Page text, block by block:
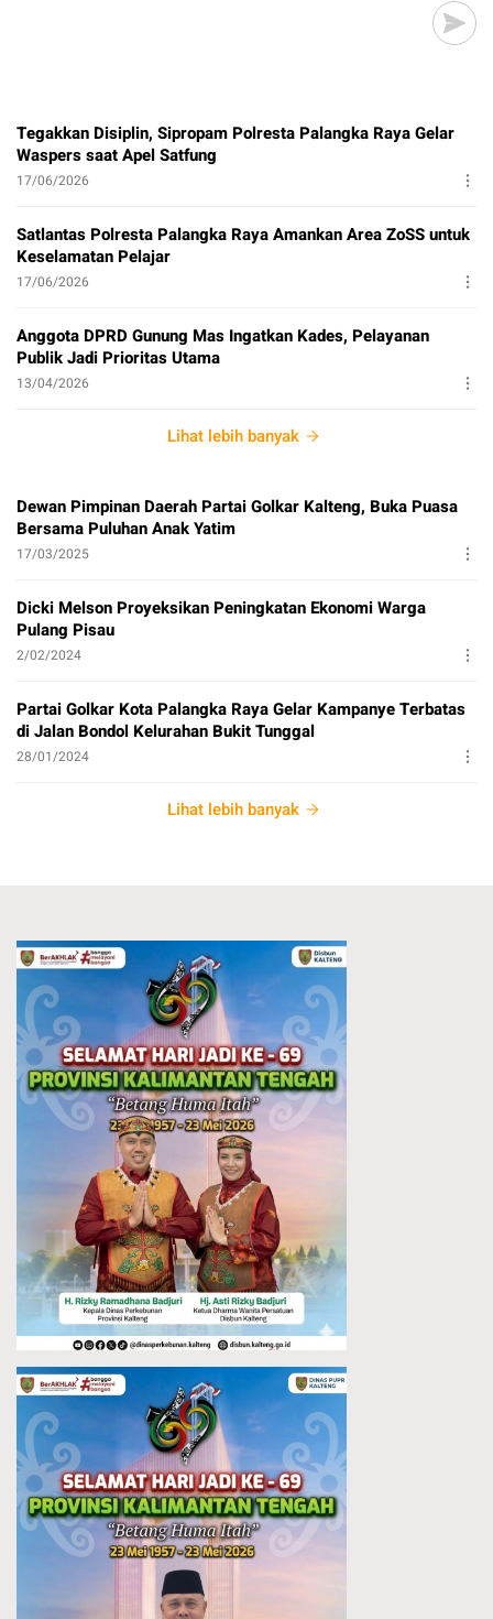
Tegakkan Disiplin, Sipropam Polresta Palangka Raya Gelar
Waspers saat Apel Satfung
17/06/2026
Satlantas Polresta Palangka Raya Amankan Area ZoSS untuk
Keselamatan Pelajar
17/06/2026
Anggota DPRD Gunung Mas Ingatkan Kades, Pelayanan
Publik Jadi Prioritas Utama
13/04/2026
Lihat lebih banyak
Dewan Pimpinan Daerah Partai Golkar Kalteng, Buka Puasa
Bersama Puluhan Anak Yatim
17/03/2025
Dicki Melson Proyeksikan Peningkatan Ekonomi Warga
Pulang Pisau
2/02/2024
Partai Golkar Kota Palangka Raya Gelar Kampanye Terbatas
di Jalan Bondol Kelurahan Bukit Tunggal
28/01/2024
Lihat lebih banyak